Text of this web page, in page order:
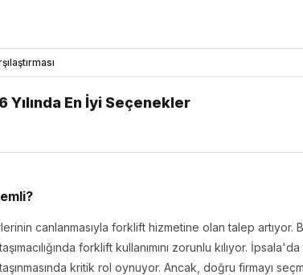
En İyi Seçenekler
canlanmasıyla forklift hizmetine olan talep artıyor.
forklift kullanımını zorunlu kılıyor.
kritik rol oynuyor. Ancak, doğru firmayı